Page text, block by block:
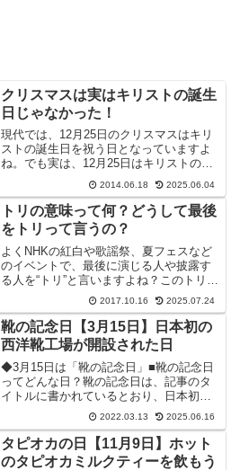
クリスマスは実はキリストの誕生
日じゃなかった！
現代では、12月25日のクリスマスはキリ
ストの誕生日を祝う日となっていますよ
ね。でも実は、12月25日はキリストの誕
生日じゃないそうです。「え？何言って
いるの？」「またまた、出まかせをｗ
ｗ」と思う人が大勢いると思います。し
かし実際には、キリ...
2014.06.18 2025.06.04
トリの意味って何？どうして最後
をトリって言うの？
よくNHKの紅白や歌謡祭、夏フェスなど
のイベントで、最後に演じる人や披露す
る人を“トリ”と言いますよね？このトリの
意味は、ズバリ、 最後にシメる人です。
この意味に関しては、皆さんもよくご存
じだと思います。(笑)でも、ここからが本
題。なぜトリ...
2017.10.16 2025.07.24
靴の記念日【3月15日】日本初の
西洋靴工場が開設された日
◆3月15日は「靴の記念日」■靴の記念日
ってどんな日？靴の記念日は、記事のタ
イトルに書かれているとおり、日本初の
西洋靴用の工場が開設された日です。
1870年(明治3年)3月15日、当時の東京・
京橋区入船町(現・中央区入船3丁目)に
「伊勢勝造...
2022.03.13 2025.06.16
タピオカの日【11月9日】ホット
のタピオカミルクティーを飲もう